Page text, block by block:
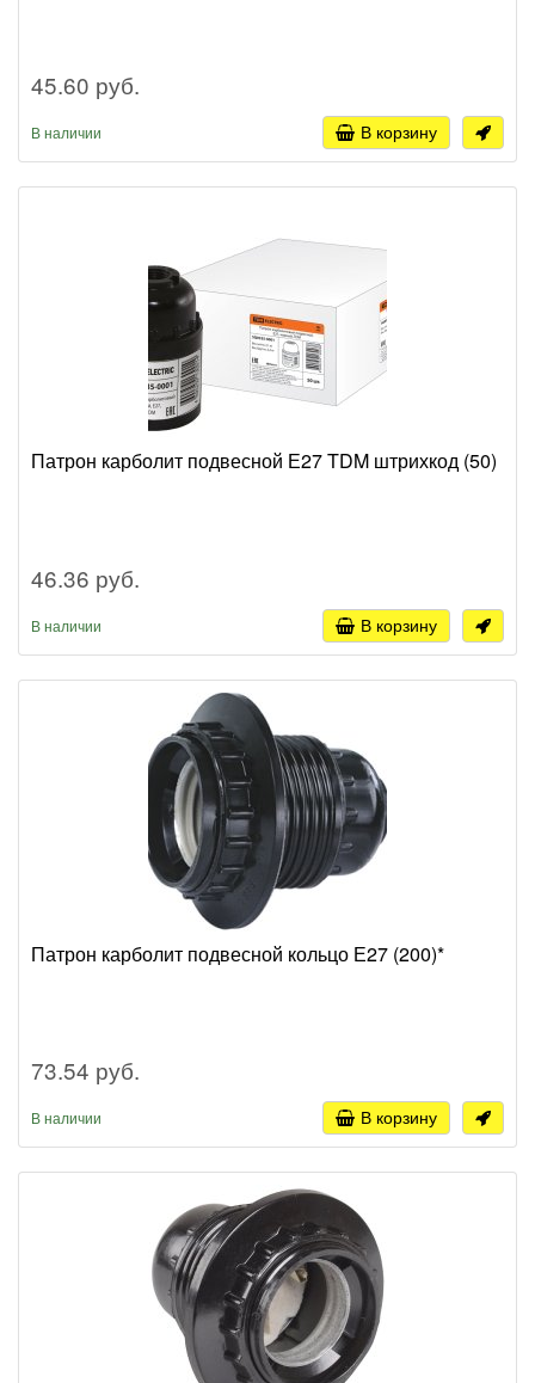
45.60 руб.
В наличии В корзину
Патрон карболит подвесной Е27 TDM штрихкод (50)
46.36 руб.
В наличии В корзину
Патрон карболит подвесной кольцо Е27 (200)*
73.54 руб.
В наличии В корзину